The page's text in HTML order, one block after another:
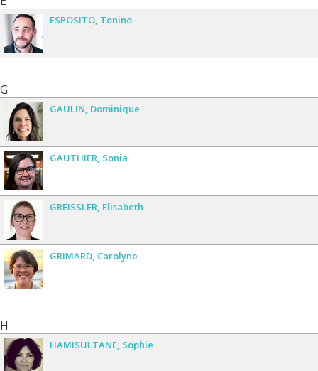
ESPOSITO Tonino
G
GAULIN Dominique
GAUTHIER Sonia
GREISSLER Elisabeth
GRIMARD Carolyne
H
HAMISULTANE Sophie